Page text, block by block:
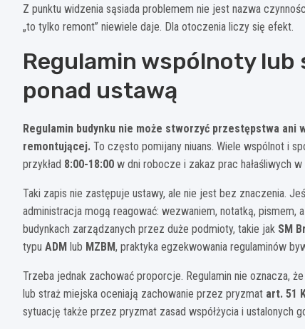
Z punktu widzenia sąsiada problemem nie jest nazwa
„to tylko remont” niewiele daje. Dla otoczenia liczy się efekt.
Regulamin wspólnoty lub
ponad ustawą
Regulamin budynku nie może stworzyć przestępstwa
remontującej. To często pomijany niuans. Wiele wspólnot i
przykład 8:00-18:00 w dni robocze i zakaz prac hałaśliwych
Taki zapis nie zastępuje ustawy, ale nie jest bez znaczenia.
administracja mogą reagować: wezwaniem, notatką,
budynkach zarządzanych przez duże podmioty, takie jak SM
typu ADM lub MZBM, praktyka egzekwowania regulaminów
Trzeba jednak zachować proporcje. Regulamin nie oznacza,
lub straż miejska oceniają zachowanie przez pryzmat art. 51
sytuację także przez pryzmat zasad współżycia i ustalonych